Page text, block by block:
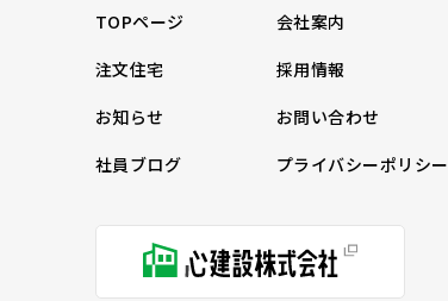
TOPページ
会社案内
注文住宅
採用情報
お知らせ
お問い合わせ
社員ブログ
プライバシーポリシー